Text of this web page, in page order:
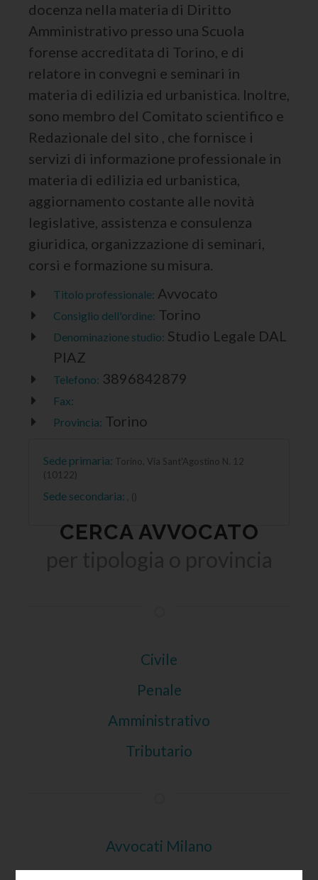
docenza nella materia di Diritto
Amministrativo presso una Scuola
forense accreditata di Torino, e di
relatore in convegni e seminari in
materia di edilizia ed urbanistica. Inoltre,
sono membro del Comitato scientifico e
Redazionale del sito , che fornisce i
servizi di informazione professionale in
materia di edilizia ed urbanistica,
aggiornamento costante alle novità
legislative, assistenza e consulenza
giuridica, organizzazione di seminari,
corsi e formazione su misura.
Titolo professionale: Avvocato
Consiglio dell'ordine: Torino
Denominazione studio: Studio Legale DAL
PIAZ
Telefono: 3896842879
Fax:
Provincia: Torino
Sede primaria: Torino, Via Sant'Agostino N. 12
(10122)
Sede secondaria: , ()
CERCA AVVOCATO
Civile
Penale
Amministrativo
Tributario
Avvocati Milano
Avvocati Roma